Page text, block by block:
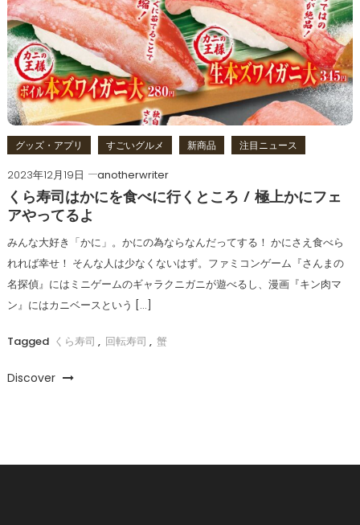
グッズ・アプリ すごいグルメ 新商品 注目ニュース
2023年12月19日
anotherwriter
くら寿司はかにを食べに行くところ / 極上かにフェ
アやってるよ
みんな大好き「かに」。かにの為ならなんだってする！ かにさえ食べら
れれば幸せ！ そんな人は少なくないはず。ファミコンゲーム『さんまの
名探偵』にはミニゲームのギャラクニガニが遊べるし、漫画『キン肉マ
ン』にはカニベースという […]
Tagged くら寿司 , 回転寿司 , 蟹
Discover